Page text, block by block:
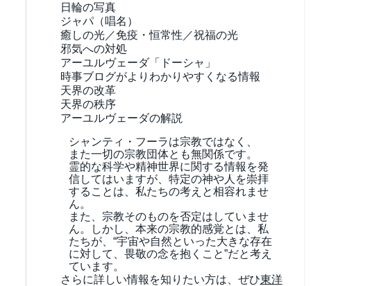
日輪の写真
ジャパ（唱名）
癒しの光／免疫・恒常性／祝福の光
邪気への対処
アーユルヴェーダ「ドーシャ」
時事ブログがよりわかりやすくなる情報
天界の改革
天界の秩序
アーユルヴェーダの解説
シャンティ・フーラは宗教ではなく、
また一切の宗教団体とも無関係です。
霊的な科学や精神世界に関する情報を発
信してはいますが、特定の神や人を崇拝
することは、私たちの考えと相容れませ
ん。
また、宗教そのものを否定はしていませ
ん。しかし、本来の宗教的感覚とは、私
たちが、“宇宙や自然といった大きな存在
に対して、畏敬の念を抱くこと”だと考え
ています。
さらに詳しい情報を知りたい方は、ぜひ東洋